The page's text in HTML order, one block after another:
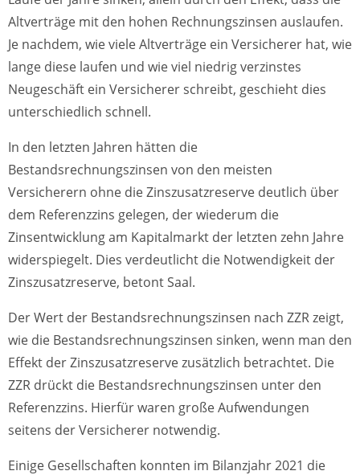
Altverträge mit den hohen Rechnungszinsen auslaufen.
Je nachdem, wie viele Altverträge ein Versicherer hat, wie
lange diese laufen und wie viel niedrig verzinstes
Neugeschäft ein Versicherer schreibt, geschieht dies
unterschiedlich schnell.
In den letzten Jahren hätten die
Bestandsrechnungszinsen von den meisten
Versicherern ohne die Zinszusatzreserve deutlich über
dem Referenzzins gelegen, der wiederum die
Zinsentwicklung am Kapitalmarkt der letzten zehn Jahre
widerspiegelt. Dies verdeutlicht die Notwendigkeit der
Zinszusatzreserve, betont Saal.
Der Wert der Bestandsrechnungszinsen nach ZZR zeigt,
wie die Bestandsrechnungszinsen sinken, wenn man den
Effekt der Zinszusatzreserve zusätzlich betrachtet. Die
ZZR drückt die Bestandsrechnungszinsen unter den
Referenzzins. Hierfür waren große Aufwendungen
seitens der Versicherer notwendig.
Einige Gesellschaften konnten im Bilanzjahr 2021 die